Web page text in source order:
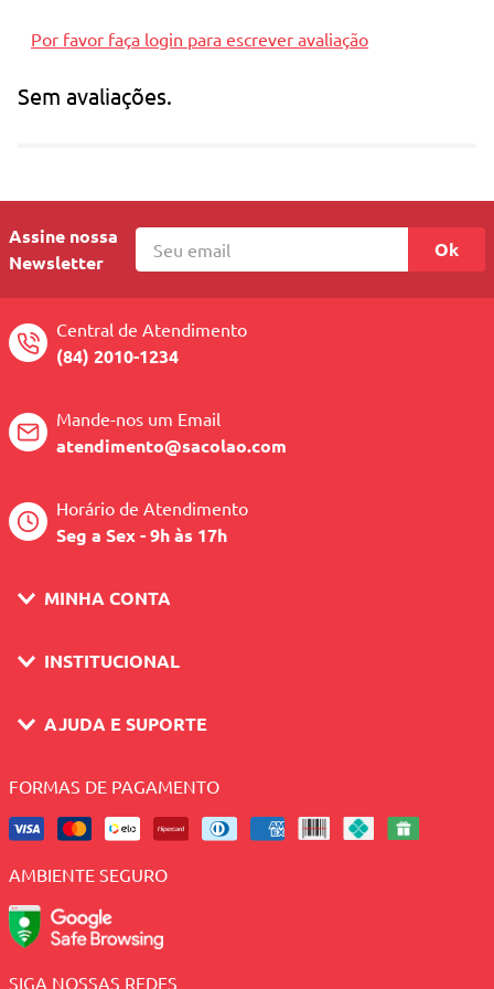
• Peças seguras para crianças
Por favor faça login para escrever avaliação
Sem avaliações.
Assine nossa
Newsletter
Ok
Central de Atendimento
(84) 2010-1234
Mande-nos um Email
atendimento@sacolao.com
Horário de Atendimento
Seg a Sex - 9h às 17h
MINHA CONTA
INSTITUCIONAL
AJUDA E SUPORTE
FORMAS DE PAGAMENTO
AMBIENTE SEGURO
SIGA NOSSAS REDES